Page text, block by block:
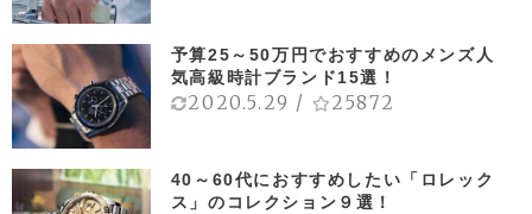
予算25～50万円でおすすめのメンズ人
気高級時計ブランド15選！
2020.5.29 / 25872
40～60代におすすめしたい「ロレック
ス」のコレクション９選！